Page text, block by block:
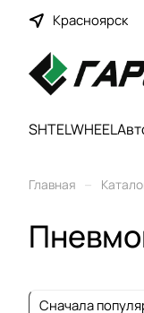
Красноярск
SHTELWHEEL
Главная –
Сначала